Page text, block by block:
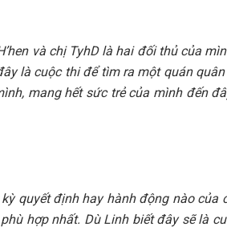
và chị TyhD là hai đối thủ của
là cuộc thi để tìm ra một quán
mang hết sức trẻ của mình đến
kỳ quyết định hay hành động nào của
hợp nhất. Dù Linh biết đây sẽ là